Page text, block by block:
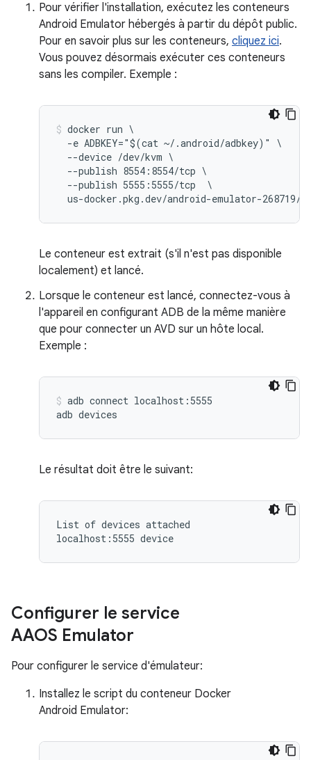
Pour vérifier l'installation, exécutez les conteneurs
Android Emulator hébergés à partir du dépôt public.
Pour en savoir plus sur les conteneurs, cliquez ici.
Vous pouvez désormais exécuter ces conteneurs
sans les compiler. Exemple :
docker run \
  -e ADBKEY="$(cat ~/.android/adbkey)" \
  --device /dev/kvm \
  --publish 8554:8554/tcp \
  --publish 5555:5555/tcp  \
Le conteneur est extrait (s'il n'est pas disponible
localement) et lancé.
Lorsque le conteneur est lancé, connectez-vous à
l'appareil en configurant ADB de la même manière
que pour connecter un AVD sur un hôte local.
Exemple :
adb connect localhost:5555
Le résultat doit être le suivant:
List of devices attached
localhost:5555 device
Configurer le service
AAOS Emulator
Pour configurer le service d'émulateur:
Installez le script du conteneur Docker
Android Emulator: